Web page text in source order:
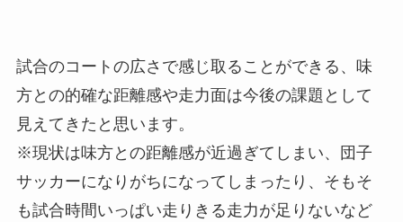
試合のコートの広さで感じ取ることができる、味
方との的確な距離感や走力面は今後の課題として
見えてきたと思います。
※現状は味方との距離感が近過ぎてしまい、団子
サッカーになりがちになってしまったり、そもそ
も試合時間いっぱい走りきる走力が足りないなど